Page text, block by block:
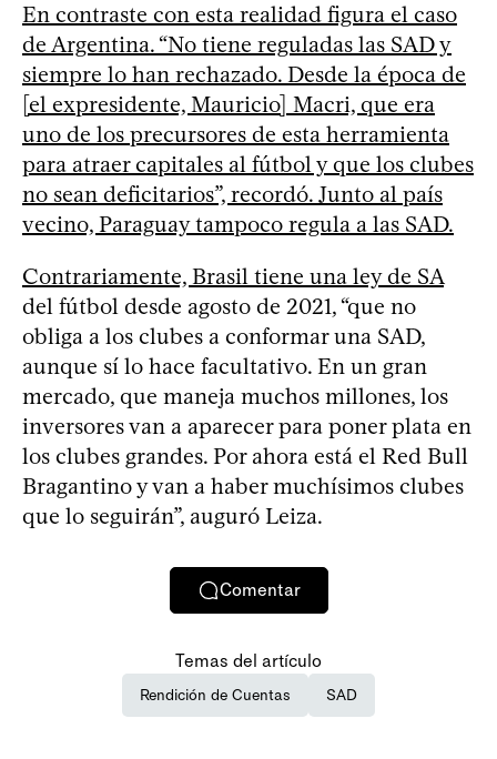
En contraste con esta realidad figura el caso
de Argentina. “No tiene reguladas las SAD y
siempre lo han rechazado. Desde la época de
[el expresidente, Mauricio] Macri, que era
uno de los precursores de esta herramienta
para atraer capitales al fútbol y que los clubes
no sean deficitarios”, recordó. Junto al país
vecino, Paraguay tampoco regula a las SAD.
Contrariamente, Brasil tiene una ley de SA
del fútbol desde agosto de 2021, “que no
obliga a los clubes a conformar una SAD,
aunque sí lo hace facultativo. En un gran
mercado, que maneja muchos millones, los
inversores van a aparecer para poner plata en
los clubes grandes. Por ahora está el Red Bull
Bragantino y van a haber muchísimos clubes
que lo seguirán”, auguró Leiza.
Comentar
Temas del artículo
Rendición de Cuentas SAD